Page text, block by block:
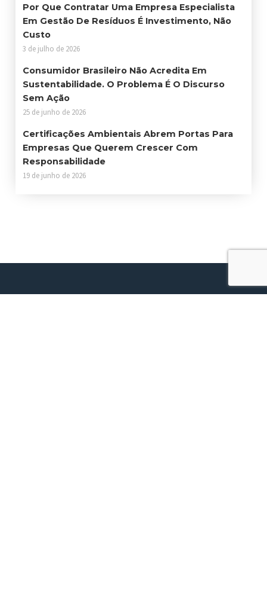
Por Que Contratar Uma Empresa Especialista
Em Gestão De Resíduos É Investimento, Não
Custo
3 de julho de 2026
Consumidor Brasileiro Não Acredita Em
Sustentabilidade. O Problema É O Discurso
Sem Ação
25 de junho de 2026
Certificações Ambientais Abrem Portas Para
Empresas Que Querem Crescer Com
Responsabilidade
19 de junho de 2026